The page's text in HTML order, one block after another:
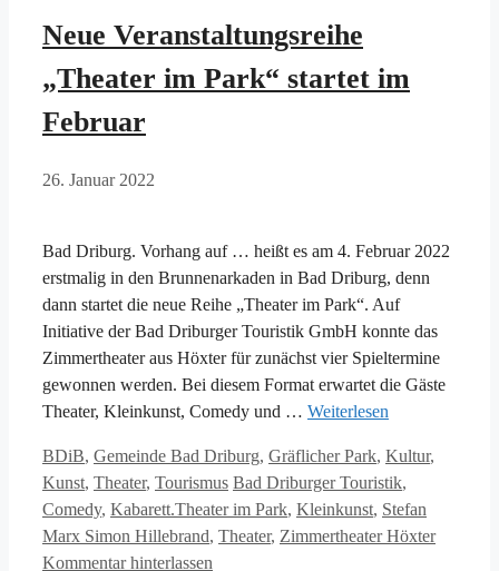
Neue Veranstaltungsreihe
„Theater im Park“ startet im
Februar
26. Januar 2022
Bad Driburg. Vorhang auf … heißt es am 4. Februar 2022
erstmalig in den Brunnenarkaden in Bad Driburg, denn
dann startet die neue Reihe „Theater im Park“. Auf
Initiative der Bad Driburger Touristik GmbH konnte das
Zimmertheater aus Höxter für zunächst vier Spieltermine
gewonnen werden. Bei diesem Format erwartet die Gäste
Theater, Kleinkunst, Comedy und … Weiterlesen
Kategorien
BDiB, Gemeinde Bad Driburg, Gräflicher Park, Kultur,
Kunst, Theater, Tourismus Schlagwörter
Bad Driburger Touristik,
Comedy, Kabarett.Theater im Park, Kleinkunst, Stefan
Marx Simon Hillebrand, Theater, Zimmertheater Höxter
Kommentar hinterlassen